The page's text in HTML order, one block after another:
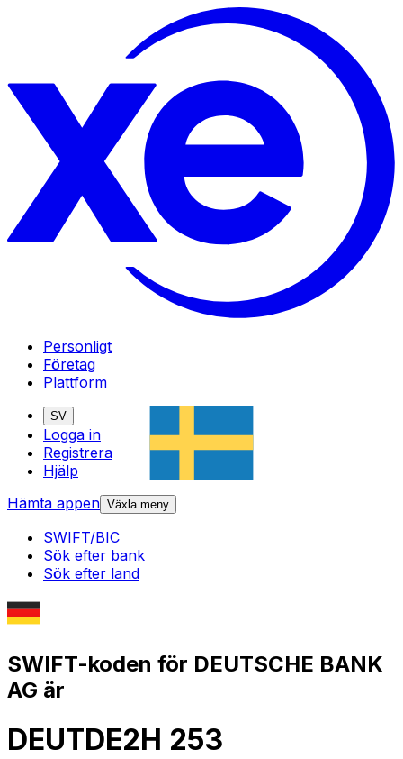
Personligt
Företag
Plattform
SV
Logga in
Registrera
Hjälp
Hämta appen Växla meny
SWIFT/BIC
Sök efter bank
Sök efter land
SWIFT-koden för DEUTSCHE BANK
AG är
DEUTDE2H 253